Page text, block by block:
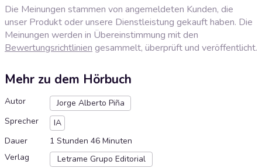
Die Meinungen stammen von angemeldeten Kunden, die
unser Produkt oder unsere Dienstleistung gekauft haben. Die
Meinungen werden in Übereinstimmung mit den
Bewertungsrichtlinien gesammelt, überprüft und veröffentlicht.
Mehr zu dem Hörbuch
Autor
Jorge Alberto Piña
Sprecher
IA
Dauer
1 Stunden 46 Minuten
Verlag
Letrame Grupo Editorial